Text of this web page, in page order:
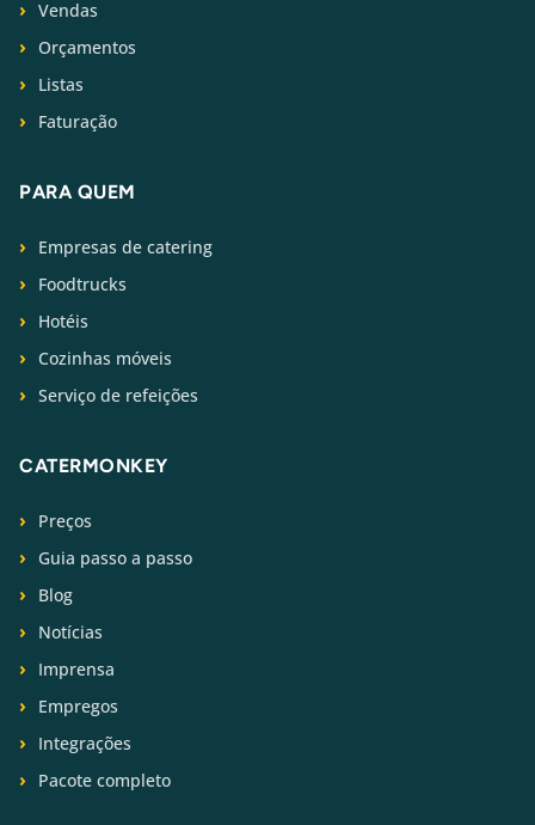
Vendas
Orçamentos
Listas
Faturação
PARA QUEM
Empresas de catering
Foodtrucks
Hotéis
Cozinhas móveis
Serviço de refeições
CATERMONKEY
Preços
Guia passo a passo
Blog
Notícias
Imprensa
Empregos
Integrações
Pacote completo